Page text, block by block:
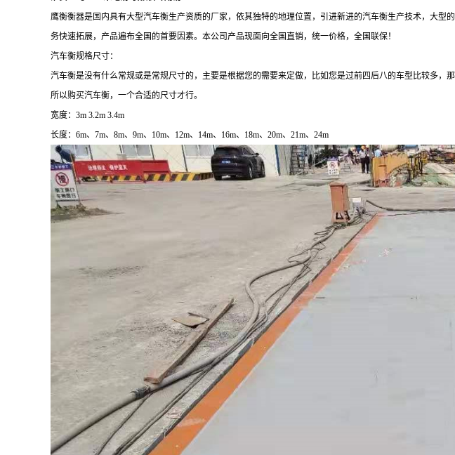
鹰衡衡器是国内具有大型汽车衡生产资质的厂家，依其独特的地理位置，引进新进的汽车衡生产技术，大
务快速拓展，产品遍布全国的首要因素。本公司产品现面向全国直销，统一价格，全国联保！
汽车衡规格尺寸：
汽车衡是没有什么常规或是常规尺寸的，主要是根据您的需要来定做，比如您是过前四后八的车型比较多，
所以购买汽车衡，一个合适的尺寸才行。
宽度： 3m 3.2m 3.4m
长度： 6m、 7m、 8m、 9m、 10m、 12m、 14m、 16m、 18m、 20m、 21m、 24m